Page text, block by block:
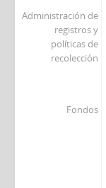
Administración de
registros y
políticas de
recolección
Fondos